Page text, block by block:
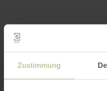
Zustimmung